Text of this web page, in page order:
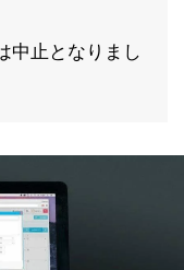
中止となりまし